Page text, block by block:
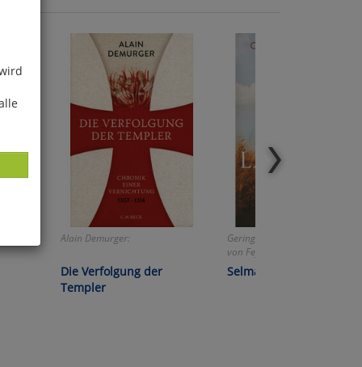
Alain Demurger:
Die Verfolgung der
Templer
Geringer Restbestand!
von Feyerabend:
Selma Lagerlöf